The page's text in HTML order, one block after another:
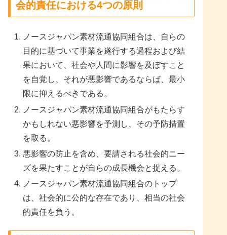
会的責任における4つの原則
ノースジャパン素材流通協同組合は、自らの
目的に基づいて事業を遂行する過程および結
果において、社会や人間に影響を及ぼすこと
を自覚し、それが悪影響であるならば、最小
限に抑えるべきである。
ノースジャパン素材流通協同組合がもたらす
かもしれない悪影響を予測し、その予防措置
を取る。
悪影響の防止を含め、要請される社会的ニー
ズを果たすことが自らの成長機会と捉える。
ノースジャパン素材流通協同組合のトップ
は、社会的に公的な存在であり、相当の社会
的責任を負う。